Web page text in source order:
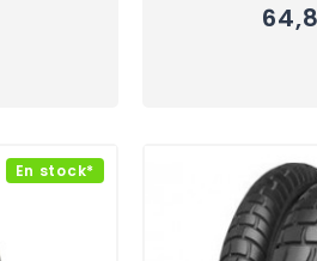
En stock*